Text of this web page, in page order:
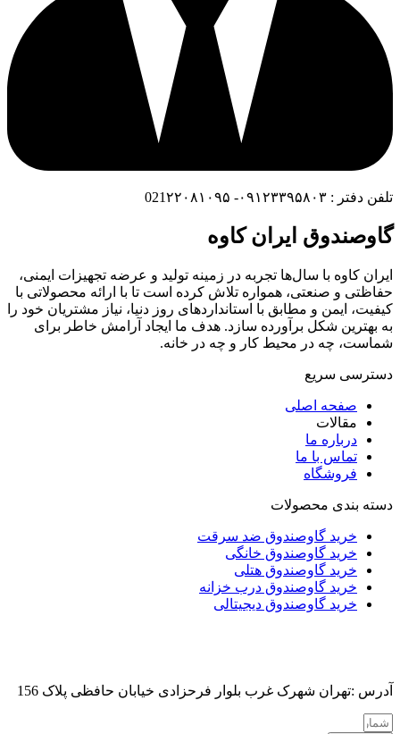
تلفن دفتر : ۰۹۱۲۳۳۹۵۸۰۳- 021۲۲۰۸۱۰۹۵
گاوصندوق ایران کاوه
ایران کاوه با سال‌ها تجربه در زمینه تولید و عرضه تجهیزات ایمنی،
حفاظتی و صنعتی، همواره تلاش کرده است تا با ارائه محصولاتی با
کیفیت، ایمن و مطابق با استانداردهای روز دنیا، نیاز مشتریان خود را
به بهترین شکل برآورده سازد. هدف ما ایجاد آرامش خاطر برای
شماست، چه در محیط کار و چه در خانه.
دسترسی سریع
صفحه اصلی
مقالات
درباره ما
تماس با ما
فروشگاه
دسته بندی محصولات
خرید گاوصندوق ضد سرقت
خرید گاوصندوق خانگی
خرید گاوصندوق هتلی
خرید گاوصندوق درب خزانه
خرید گاوصندوق دیجیتالی
آدرس :تهران شهرک غرب بلوار فرحزادی خیابان حافظی پلاک 156